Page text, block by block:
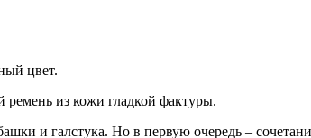
цвет.
ремень из кожи гладкой фактуры.
и галстука. Но в первую очередь –